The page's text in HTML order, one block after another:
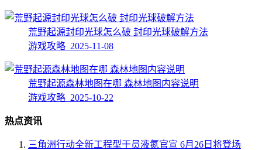
荒野起源封印光球怎么破 封印光球破解方法
游戏攻略 2025-11-08
荒野起源森林地图在哪 森林地图内容说明
游戏攻略 2025-10-22
热点资讯
三角洲行动全新工程型干员液氮官宣 6月26日将登场